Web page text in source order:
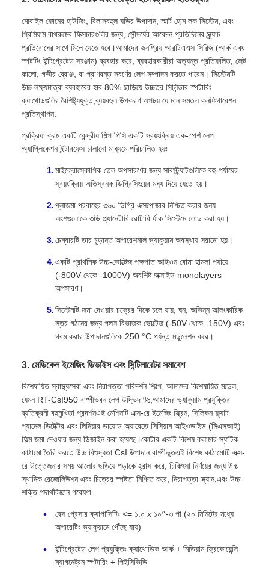
মোবাইল ফোনের হাউজিং, বিলাসবহুল ঘড়ির উপাদান, স্মার্ট হোম লক সিস্টেম, এবং
প্রিমিয়াম বাথরুমের ফিক্সচারগুলির জন্য, সৌন্দর্যের আবেদন প্রতিদিনের স্ক্র্যাচ
প্রতিরোধের সাথে মিলে যেতে হবে।আমাদের জনপ্রিয় আরটিএএস সিরিজ (আর্ক এবং
স্পটটিং ইন্টিগ্রেটেড সরঞ্জাম) ব্যবহার করে, ব্যবহারকারীরা অত্যন্ত প্রতিফলিত, জেট
কালো, গভীর ব্রোঞ্জ, বা প্রাণবন্ত স্বর্ণের লেপ সম্পাদন করতে পারেন। সিস্টেমটি
উচ্চ লক্ষ্যমাত্রা ব্যবহারের হার 80% ছাড়িয়ে উচ্চতর সিলিন্ডার স্পটারিং
ক্যাথোডগুলির বৈশিষ্ট্যযুক্ত,ব্যয়বহুল উপকরণ অপচয় যে মান সমতল কনফিগারেশন
প্রতিস্থাপন.
প্রক্রিয়া ক্রম একটি কেন্দ্রীয় শিল্প পিসি একটি স্বয়ংক্রিয় এক-স্পর্শ লেপ
অ্যাপ্লিকেশন ইন্টারফেস চালানো মাধ্যমে পরিচালিত হয়ঃ
মাইক্রোস্কোপিক তেল অপসারণের জন্য সাবস্ট্র্যাটগুলিকে বহু-পর্যায়ের
স্বয়ংক্রিয় অতিস্বনক ডিগ্রিসিংয়ের মধ্য দিয়ে যেতে হয়।
প্লাজমা প্রবাহের ৩৬০ ডিগ্রি এক্সপোজার নিশ্চিত করার জন্য
অংশগুলোকে ৩ডি প্ল্যানেটারি রোটারি র্যাক সিস্টেমে লোড করা হয়।
চেম্বারটি তার চূড়ান্ত অপারেশনাল ভ্যাকুয়াম অবস্থায় সরানো হয়।
একটি প্রাথমিক উচ্চ-ভোল্টেজ পক্ষপাত আইওন বোমা হামলা পর্যায়ে
(-800V থেকে -1000V) অবশিষ্ট অক্সাইড monolayers
অপসারণ।
সিস্টেমটি জমা দেওয়ার চক্রের দিকে চলে যায়, ঘন, অভিন্ন আলংকারিক
স্তর গঠনের জন্য পলস বিভাজক ভোল্টেজ (-50V থেকে -150V) এবং
গরম করার উপাদানগুলিকে 250 °C পর্যন্ত মডুলেশন করে।
3. মেডিকেল ইমেজিং ডিভাইস এবং সিন্টিলারেটর সমাবেশ
বিশেষায়িত স্বাস্থ্যসেবা এবং নিরাপত্তা পরিদর্শন শিল্পে, আমাদের বিশেষায়িত মডেল,
যেমন RT-CsI950 বাষ্পীভবন লেপ উদ্ভিদ %,আমাদের ভ্যাকুয়াম প্রযুক্তির
ব্যতিক্রমী বহুমুখিতা প্রদর্শনএই মেশিনটি এক্স-রে ইমেজিং স্ক্রিন, সিলিকন ফ্ল্যাট
প্যানেল ডিটেক্টর এবং লিনিয়ার ডায়োড অ্যারেতে সিসিয়াম আইওডাইড (সিএসআই)
ফিল্ম জমা দেওয়ার জন্য ডিজাইন করা হয়েছে।কোটার একটি বিশেষ কলামার স্ফটিক
কাঠামো তৈরি করতে উচ্চ বিশুদ্ধতা CsI উপাদান বাষ্পীভূতএই বিশেষ কাঠামোটি এক্স-
রে উত্তেজনার সময় আলোর ছড়িয়ে পড়াকে হ্রাস করে, চিকিৎসা নির্ণয়ের জন্য উচ্চ
স্থানিক রেজোলিউশন এবং চিত্রের স্পষ্টতা নিশ্চিত করে, নিরাপত্তা স্ক্যান,এবং উচ্চ-
শক্তি পদার্থবিজ্ঞান গবেষণা.
বেস প্রেসার ক্যাপাসিটিঃ <= ১.০ x ১০^-৩ পা (২০ মিনিটের মধ্যে
অপারেটিং ভ্যাকুয়ামে পৌঁছে যায়)
ইন্টিগ্রেটেড লেপ প্রযুক্তিঃ ক্যাথোডিক আর্ক + মিডিয়াম ফ্রিকোয়েন্সি
ম্যাগনেট্রন স্পটারিং + পিইসিভিডি